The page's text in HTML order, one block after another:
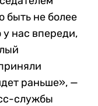
быть не более
у нас впереди,
раньше», —
службы